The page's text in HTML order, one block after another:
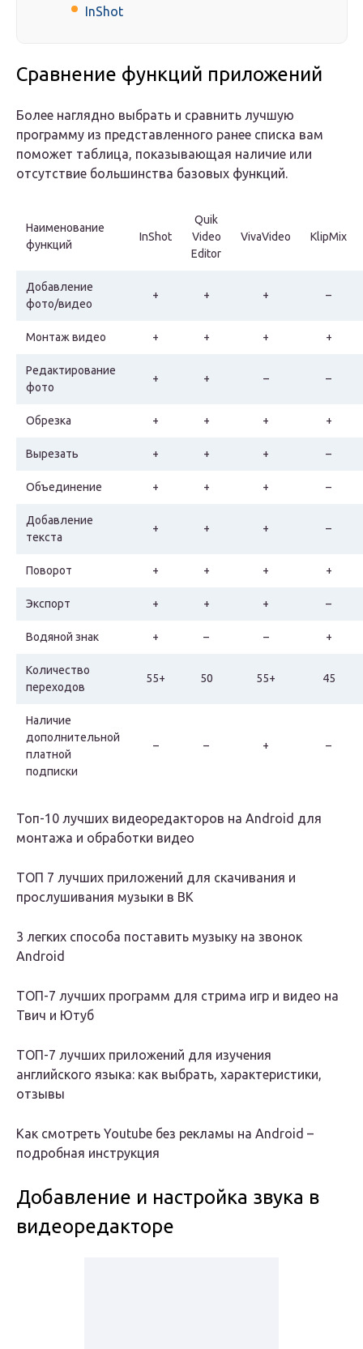
InShot
Сравнение функций приложений
Более наглядно выбрать и сравнить лучшую
программу из представленного ранее списка вам
поможет таблица, показывающая наличие или
отсутствие большинства базовых функций.
Наименование
функций
InShot
Quik
Video
Editor
VivaVideo KlipMix
Добавление
фото/видео
+ + + –
Монтаж видео + + + +
Редактирование
фото
+ + – –
Обрезка + + + +
Вырезать + + + –
Объединение + + + –
Добавление
текста
+ + + –
Поворот + + + +
Экспорт + + + –
Водяной знак + – – +
Количество
переходов
55+ 50 55+ 45
Наличие
дополнительной
платной
подписки
– – + –
Топ-10 лучших видеоредакторов на Android для
монтажа и обработки видео
ТОП 7 лучших приложений для скачивания и
прослушивания музыки в ВК
3 легких способа поставить музыку на звонок
Android
ТОП-7 лучших программ для стрима игр и видео на
Твич и Ютуб
ТОП-7 лучших приложений для изучения
английского языка: как выбрать, характеристики,
отзывы
Как смотреть Youtube без рекламы на Android –
подробная инструкция
Добавление и настройка звука в
видеоредакторе